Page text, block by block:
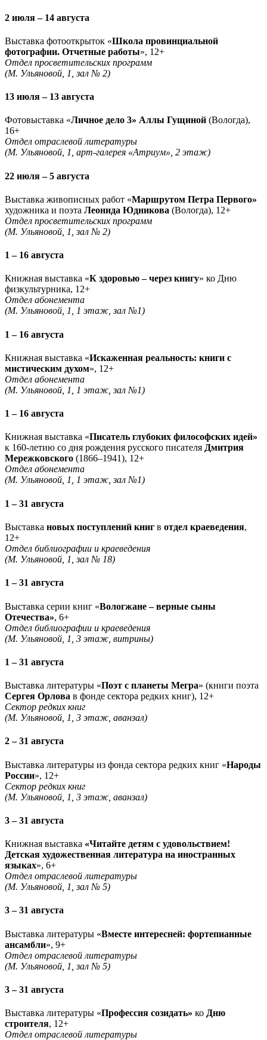
2 июля – 14 августа
Выставка фотооткрыток «Школа провинциальной
фотографии. Отчетные работы», 12+
Отдел просветительских программ
(М. Ульяновой, 1, зал № 2)
13 июля – 13 августа
Фотовыставка «Личное дело 3» Аллы Гущиной (Вологда),
16+
Отдел отраслевой литературы
(М. Ульяновой, 1, арт-галерея «Атриум», 2 этаж)
22 июля – 5 августа
Выставка живописных работ «Маршрутом Петра Первого»
художника и поэта Леонида Юдникова (Вологда), 12+
Отдел просветительских программ
(М. Ульяновой, 1, зал № 2)
1 – 16 августа
Книжная выставка «К здоровью – через книгу» ко Дню
физкультурника, 12+
Отдел абонемента
(М. Ульяновой, 1, 1 этаж, зал №1)
1 – 16 августа
Книжная выставка «Искаженная реальность: книги с
мистическим духом», 12+
Отдел абонемента
(М. Ульяновой, 1, 1 этаж, зал №1)
1 – 16 августа
Книжная выставка «Писатель глубоких философских идей»
к 160-летию со дня рождения русского писателя Дмитрия
Мережковского (1866–1941), 12+
Отдел абонемента
(М. Ульяновой, 1, 1 этаж, зал №1)
1 – 31 августа
Выставка новых поступлений книг в отдел краеведения,
12+
Отдел библиографии и краеведения
(М. Ульяновой, 1, зал № 18)
1 – 31 августа
Выставка серии книг «Вологжане – верные сыны
Отечества», 6+
Отдел библиографии и краеведения
(М. Ульяновой, 1, 3 этаж, витрины)
1 – 31 августа
Выставка литературы «Поэт с планеты Мегра» (книги поэта
Сергея Орлова в фонде сектора редких книг), 12+
Сектор редких книг
(М. Ульяновой, 1, 3 этаж, аванзал)
2 – 31 августа
Выставка литературы из фонда сектора редких книг «Народы
России», 12+
Сектор редких книг
(М. Ульяновой, 1, 3 этаж, аванзал)
3 – 31 августа
Книжная выставка «Читайте детям с удовольствием!
Детская художественная литература на иностранных
языках», 6+
Отдел отраслевой литературы
(М. Ульяновой, 1, зал № 5)
3 – 31 августа
Выставка литературы «Вместе интересней: фортепианные
ансамбли», 9+
Отдел отраслевой литературы
(М. Ульяновой, 1, зал № 5)
3 – 31 августа
Выставка литературы «Профессия созидать» ко Дню
строителя, 12+
Отдел отраслевой литературы